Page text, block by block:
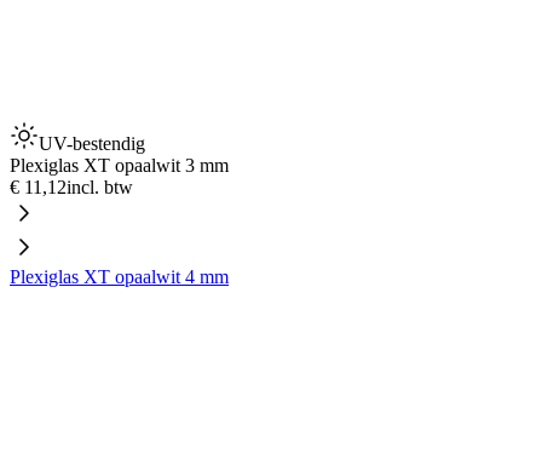
UV-bestendig
Plexiglas XT opaalwit 3 mm
€ 11,12incl. btw
Plexiglas XT opaalwit 4 mm